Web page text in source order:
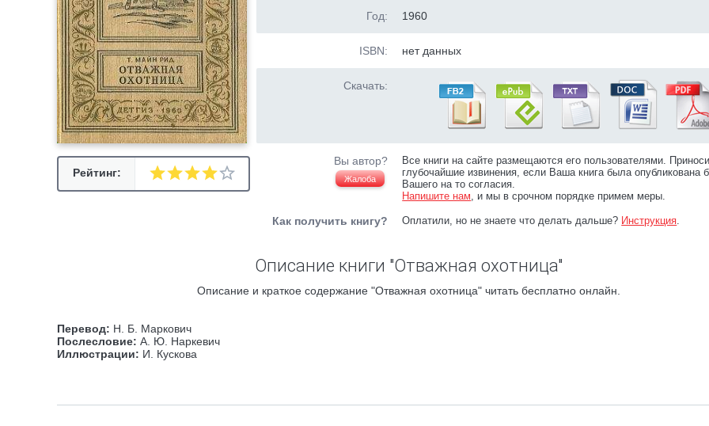
Рейтинг:
Год: 1960
ISBN: нет данных
Скачать:
Вы автор?
Жалоба
Все книги на сайте размещаются его пользователями.
глубочайшие извинения, если Ваша книга была опубликована
Вашего на то согласия.
Напишите нам, и мы в срочном порядке примем меры.
Как получить книгу? Оплатили, но не знаете что делать дальше? Инструкция.
Описание книги "Отважная охотница"
Описание и краткое содержание "Отважная охотница" читать бесплатно онлайн.
Перевод: Н. Б. Маркович
Послесловие: А. Ю. Наркевич
Иллюстрации: И. Кускова